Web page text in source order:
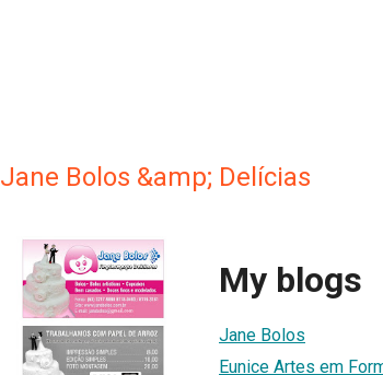
Jane Bolos &amp; Delícias
My blogs
Jane Bolos
Eunice Artes em